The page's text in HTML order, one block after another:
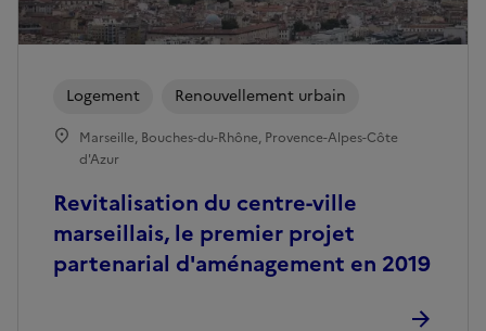
Revitalisation du centre-ville
marseillais, le premier projet
partenarial d'aménagement en 2019
Logement Renouvellement urbain
Marseille, Bouches-du-Rhône, Provence-Alpes-Côte
d'Azur